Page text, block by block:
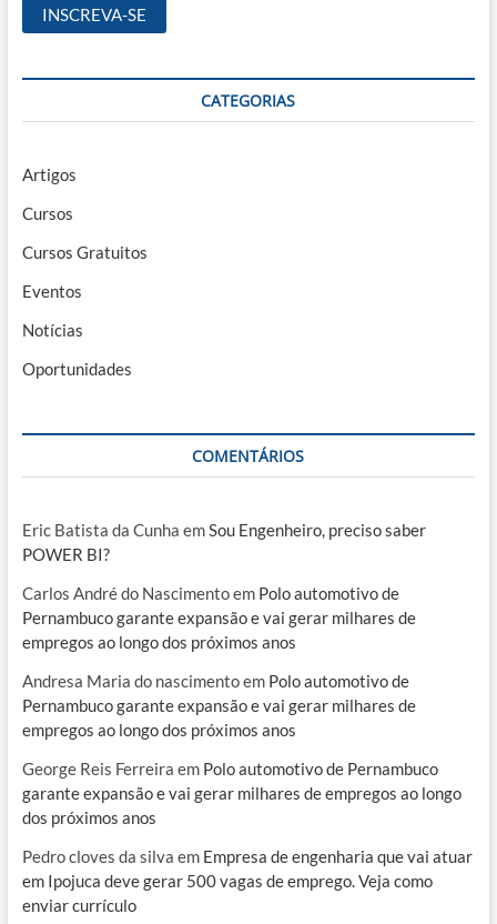
CATEGORIAS
Artigos
Cursos
Cursos Gratuitos
Eventos
Notícias
Oportunidades
COMENTÁRIOS
Eric Batista da Cunha emSou Engenheiro, preciso saber
POWER BI?
Carlos André do Nascimentoem Polo automotivo de
Pernambuco garante expansão e vai gerar milhares de
empregos ao longo dos próximos anos
Andresa Maria do nascimentoem Polo automotivo de
Pernambuco garante expansão e vai gerar milhares de
empregos ao longo dos próximos anos
George Reis Ferreira em Polo automotivo de Pernambuco
garante expansão e vai gerar milhares de empregos ao longo
dos próximos anos
Pedro cloves da silva em Empresa de engenharia que vai atuar
em Ipojuca deve gerar 500 vagas de emprego. Veja como
enviar currículo